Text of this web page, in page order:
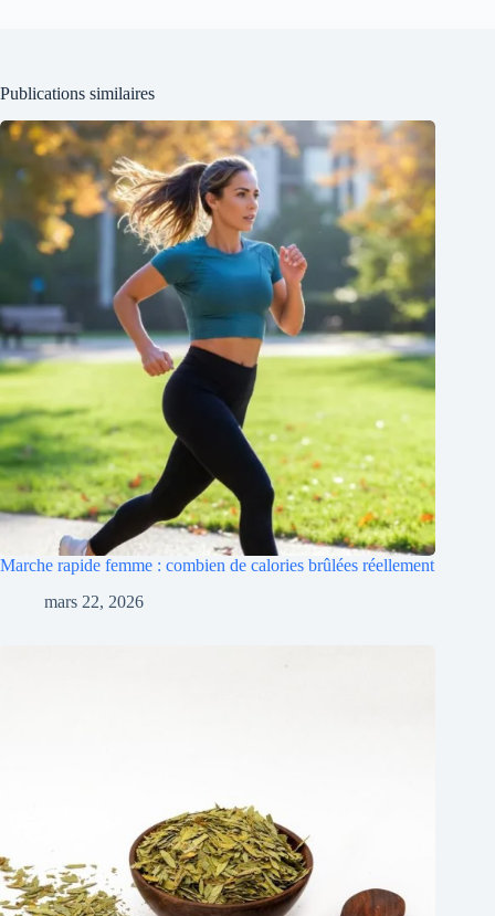
Publications similaires
Marche rapide femme : combien de calories brûlées réellement
mars 22, 2026